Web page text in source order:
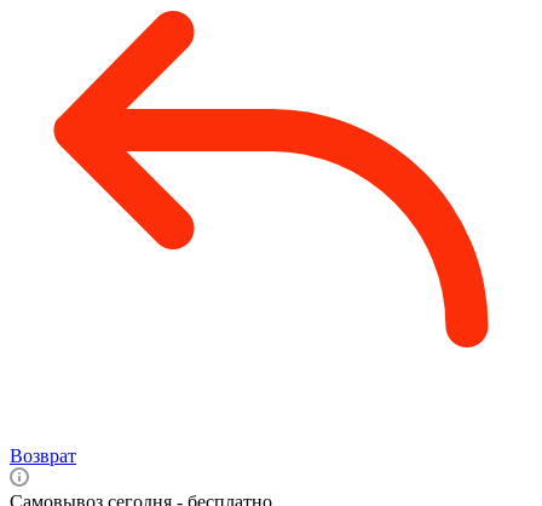
Возврат
Самовывоз сегодня - бесплатно